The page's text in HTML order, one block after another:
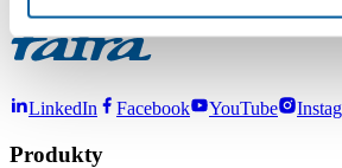
LinkedIn Facebook YouTube
Produkty